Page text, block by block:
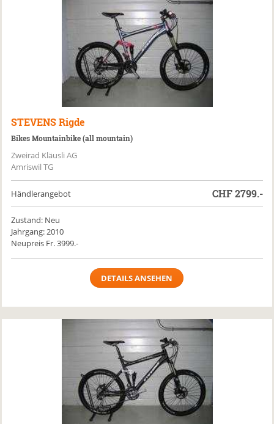
STEVENS Rigde
Bikes Mountainbike (all mountain)
Zweirad Kläusli AG
Amriswil TG
Händlerangebot CHF2799.-
Zustand: Neu
Jahrgang: 2010
Neupreis Fr. 3999.-
DETAILS ANSEHEN